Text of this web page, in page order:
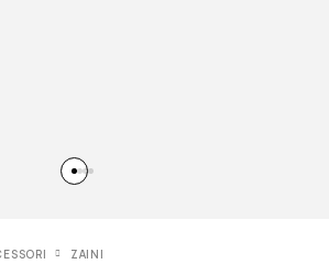
ZAINI